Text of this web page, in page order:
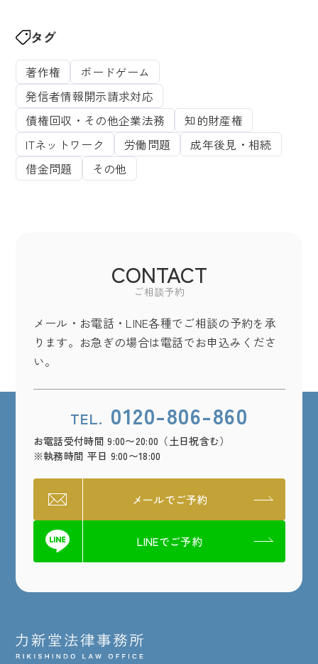
タグ
著作権
ボードゲーム
発信者情報開示請求対応
債権回収・その他企業法務
知的財産権
ITネットワーク
労働問題
成年後見・相続
借金問題
その他
ご相談予約
CONTACT
メール・お電話・LINE各種でご相談の予約を承
ります。お急ぎの場合は電話でお申込みくださ
い。
TEL. 0120-806-860
お電話受付時間 9:00〜20:00（土日祝含む）
※執務時間 平日 9:00〜18:00
メールでご予約
LINEでご予約